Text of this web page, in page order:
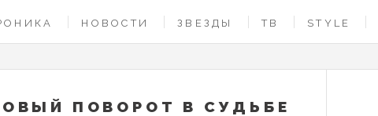
НОВОСТИ ЗВЕЗДЫ ТВ STYLE
ПОВОРОТ В СУДЬБЕ